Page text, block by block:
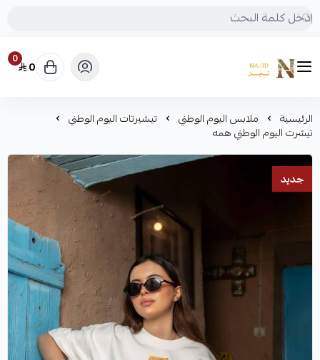
متجر نجد
0 0
الرئيسية ملابس اليوم الوطني تيشيرتات اليوم الوطني
تيشرت اليوم الوطني همه
جديد